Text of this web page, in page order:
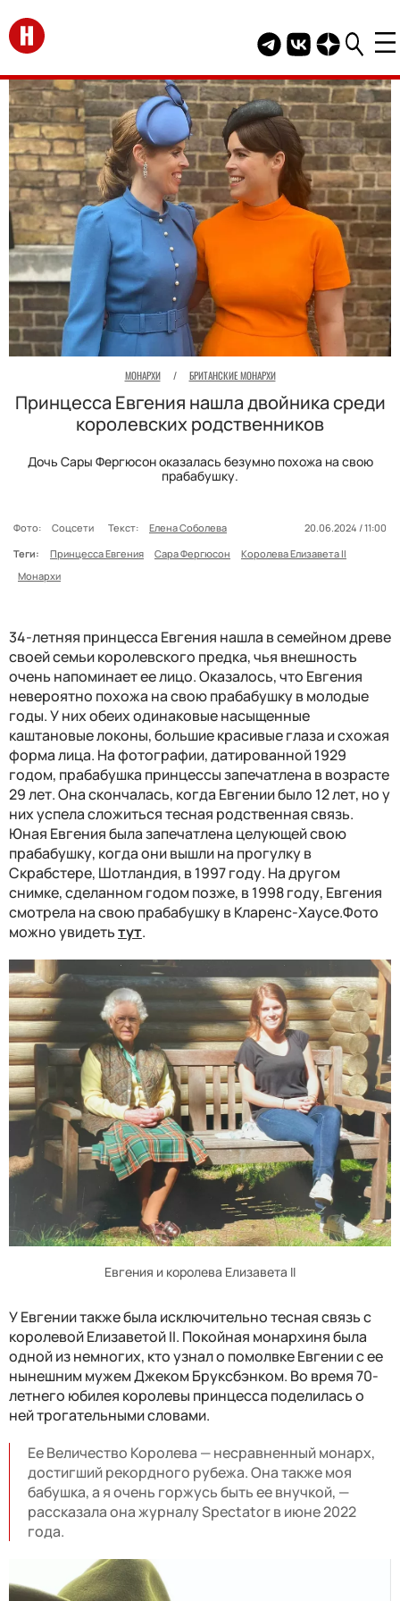
Перейти на главную
Telegram канал
Группа HELLO
Канал
МОНАРХИ / БРИТАНСКИЕ МОНАРХИ
Принцесса Евгения нашла двойника среди
королевских родственников
Дочь Сары Фергюсон оказалась безумно похожа на свою
прабабушку.
Фото: Соцсети Текст: Елена Соболева
20.06.2024 / 11:00
Теги:
Принцесса Евгения Сара Фергюсон
Королева Елизавета II
Монархи
34-летняя принцесса Евгения нашла в семейном древе
своей семьи королевского предка, чья внешность
очень напоминает ее лицо. Оказалось, что Евгения
невероятно похожа на свою прабабушку в молодые
годы. У них обеих одинаковые насыщенные
каштановые локоны, большие красивые глаза и схожая
форма лица. На фотографии, датированной 1929
годом, прабабушка принцессы запечатлена в возрасте
29 лет. Она скончалась, когда Евгении было 12 лет, но у
них успела сложиться тесная родственная связь.
Юная Евгения была запечатлена целующей свою
прабабушку, когда они вышли на прогулку в
Скрабстере, Шотландия, в 1997 году. На другом
снимке, сделанном годом позже, в 1998 году, Евгения
смотрела на свою прабабушку в Кларенс-Хаусе.Фото
можно увидетьтут.
Евгения и королева Елизавета II
У Евгении также была исключительно тесная связь с
королевой Елизаветой II. Покойная монархиня была
одной из немногих, кто узнал о помолвке Евгении с ее
нынешним мужем Джеком Бруксбэнком. Во время 70-
летнего юбилея королевы принцесса поделилась о
ней трогательными словами.
Ее Величество Королева — несравненный монарх,
достигший рекордного рубежа. Она также моя
бабушка, а я очень горжусь быть ее внучкой, —
рассказала она журналу Spectator в июне 2022
года.